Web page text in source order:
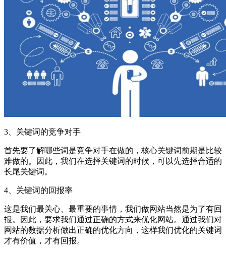
3、关键词的竞争对手
首先要了解哪些词是竞争对手在做的，核心关键词前期是比较
难做的。因此，我们在选择关键词的时候，可以先选择合适的
长尾关键词。
4、关键词的回报率
这是我们最关心、最重要的事情，我们做网站当然是为了有回
报。因此，要求我们通过正确的方式来优化网站。通过我们对
网站的数据分析做出正确的优化方向，这样我们优化的关键词
才有价值，才有回报。